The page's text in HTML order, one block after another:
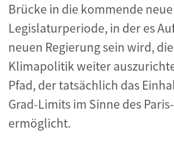
Brücke in die kommende neue
Legislaturperiode, in der es
neuen Regierung sein wird,
Klimapolitik weiter
Pfad, der tatsächlich das
Grad-Limits im Sinne des
ermöglicht.